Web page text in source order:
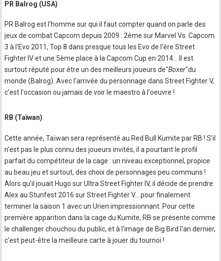
PR Balrog (USA)
PR Balrog est l'homme sur qui il faut compter quand on parle des
jeux de combat Capcom depuis 2009 : 2ème sur Marvel Vs. Capcom
3 à l'Evo 2011, Top 8 dans presque tous les Evo de l'ère Street
Fighter IV et une 5ème place à la Capcom Cup en 2014… Il est
surtout réputé pour être un des meilleurs joueurs de"Boxer"du
monde (Balrog). Avec l'arrivée du personnage dans Street Fighter V,
c'est l'occasion ou jamais de voir le maestro à l'oeuvre !
RB (Taïwan)
Cette année, Taïwan sera représenté au Red Bull Kumite par RB ! S'il
n'est pas le plus connu des joueurs invités, il a pourtant le profil
parfait du compétiteur de la cage : un niveau exceptionnel, propice
au beau jeu et surtout, des choix de personnages peu communs !
Alors qu'il jouait Hugo sur Ultra Street Fighter IV, il décide de prendre
Alex au Stunfest 2016 sur Street Fighter V... pour finalement
terminer la saison 1 avec un Urien impressionnant. Pour cette
première apparition dans la cage du Kumite, RB se présente comme
le challenger chouchou du public, et à l'image de Big Bird l'an dernier,
c'est peut-être la meilleure carte à jouer du tournoi !